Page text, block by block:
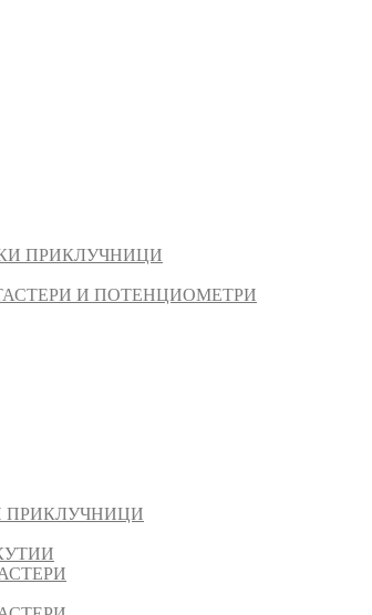
ПРИКЛУЧНИЦИ
ТАСТЕРИ И ПОТЕНЦИОМЕТРИ
ПРИКЛУЧНИЦИ